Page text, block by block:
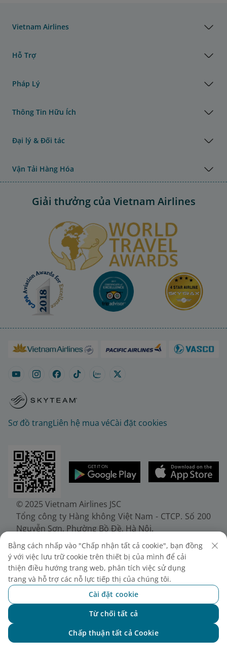
Vietnam Airlines
Hỗ Trợ
Pháp Lý
Thông Tin Hữu Ích
Đại lý & Đối tác
Vận Tải Hàng Hóa
Giải thưởng của Vietnam Airlines
Sơ đồ trangLiên hệ mua véCài đặt cookies
© 2025 Vietnam Airlines JSC
Tổng công ty Hàng không Việt Nam - CTCP. Số 200
Nguyễn Sơn, Phường Bồ Đề, Hà Nội.
Điện thoại: (+84-24) 38272289. Fax: (+84-24)
38722375
Giấy chứng nhận đăng ký doanh nghiệp, mã số
doanh nghiệp 0100107518, đăng ký lần đầu ngày
30/6/2010, đăng ký thay đổi lần thứ 10 ngày
24/7/2025, cấp bởi Sở Tài chính Thành phố Hà Nội.
Bằng cách nhấp vào "Chấp nhận tất cả cookie", bạn đồng
ý với việc lưu trữ cookie trên thiết bị của mình để cải
thiện điều hướng trang web, phân tích việc sử dụng
trang và hỗ trợ các nỗ lực tiếp thị của chúng tôi.
Cài đặt cookie
Từ chối tất cả
Chấp thuận tất cả Cookie